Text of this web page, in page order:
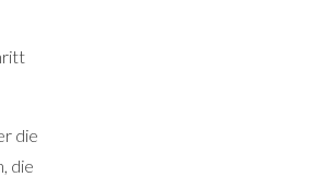
die
die